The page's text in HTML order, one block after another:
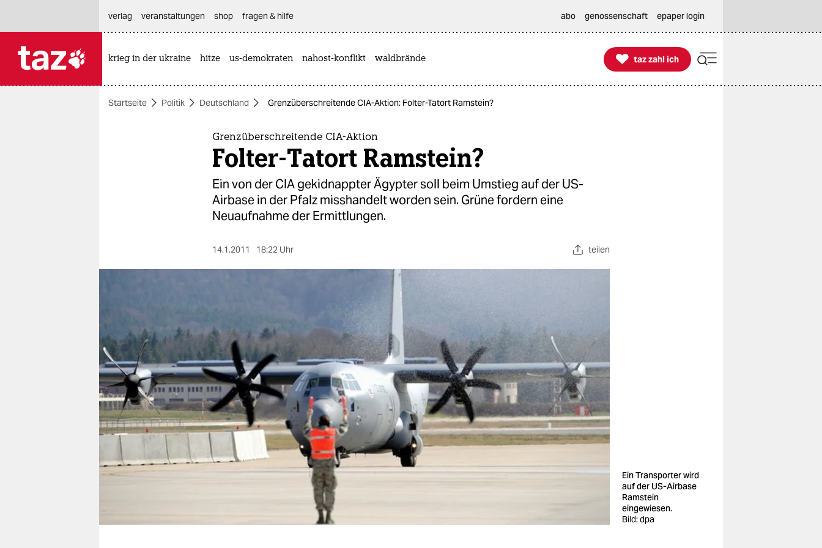
themen
wahrheit
verlag
verlag
veranstaltungen
shop
fragen & hilfe
unterstützen
genossenschaft
verlag
veranstaltungen shop fragen & hilfe abo genossenschaft epaper login
krieg in der ukraine hitze us-demokraten nahost-konflikt waldbrände 
taz zahl ich
taz zahl ich
Startseite Politik Deutschland Grenzüberschreitende CIA-Aktion: Folter-Tatort Ramstein?
Grenzüberschreitende CIA-Aktion
Folter-Tatort Ramstein?
Ein von der CIA gekidnappter Ägypter soll beim Umstieg auf der US-
Airbase in der Pfalz misshandelt worden sein. Grüne fordern eine
Neuaufnahme der Ermittlungen.
14.1.2011 18:22 Uhr teilen
Ein Transporter wird
auf der US-Airbase
Ramstein
eingewiesen.
Bild: dpa